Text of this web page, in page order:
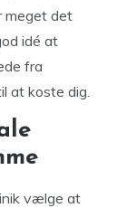
meget det
idé at
fra
at koste dig.
vælge at